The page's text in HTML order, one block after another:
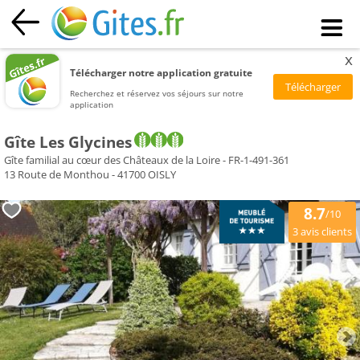
Télécharger notre application gratuite
Recherchez et réservez vos séjours sur notre
application
x
Gîte Les Glycines
Gîte familial au cœur des Châteaux de la Loire - FR-1-491-361
13 Route de Monthou - 41700 OISLY
8.7/10
3avis clients